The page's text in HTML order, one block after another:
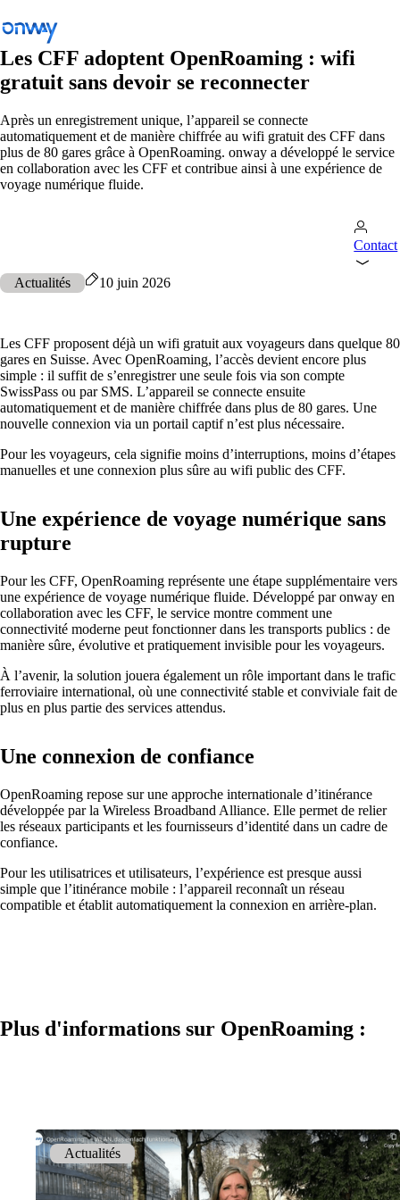
Retour
Connecter les sites et les équipements
Contrôler l’accès au réseau
Réseaux
Connecter les sites et les équipements
Solutions/Connecter les sites et les équipements
Interaction efficace des sites grâce à des
connexions sûres et stables - pour une qualité
Périphériques sur le réseau
Accès au réseau personnalisé et sécurisé selon
vos besoins.
numérique – nos logiciels vous permettent de
divers.
Wi-Fi
Réseau
Les CFF adoptent OpenRoaming : wifi
gratuit sans devoir se reconnecter
Après un enregistrement unique, l’appareil se connecte
automatiquement et de manière chiffrée au wifi gratuit des CFF dans
plus de 80 gares grâce à OpenRoaming. onway a développé le service
en collaboration avec les CFF et contribue ainsi à une expérience de
voyage numérique fluide.
Contact
Actualités 10 juin 2026
Les CFF proposent déjà un wifi gratuit aux voyageurs dans quelque 80
gares en Suisse. Avec OpenRoaming, l’accès devient encore plus
simple : il suffit de s’enregistrer une seule fois via son compte
SwissPass ou par SMS. L’appareil se connecte ensuite
automatiquement et de manière chiffrée dans plus de 80 gares. Une
nouvelle connexion via un portail captif n’est plus nécessaire.
Pour les voyageurs, cela signifie moins d’interruptions, moins d’étapes
manuelles et une connexion plus sûre au wifi public des CFF.
Une expérience de voyage numérique sans
rupture
Pour les CFF, OpenRoaming représente une étape supplémentaire vers
une expérience de voyage numérique fluide. Développé par onway en
collaboration avec les CFF, le service montre comment une
connectivité moderne peut fonctionner dans les transports publics : de
manière sûre, évolutive et pratiquement invisible pour les voyageurs.
À l’avenir, la solution jouera également un rôle important dans le trafic
ferroviaire international, où une connectivité stable et conviviale fait de
plus en plus partie des services attendus.
Une connexion de confiance
OpenRoaming repose sur une approche internationale d’itinérance
développée par la Wireless Broadband Alliance. Elle permet de relier
les réseaux participants et les fournisseurs d’identité dans un cadre de
confiance.
Pour les utilisatrices et utilisateurs, l’expérience est presque aussi
simple que l’itinérance mobile : l’appareil reconnaît un réseau
compatible et établit automatiquement la connexion en arrière-plan.
Plus d'informations sur OpenRoaming :
Actualités